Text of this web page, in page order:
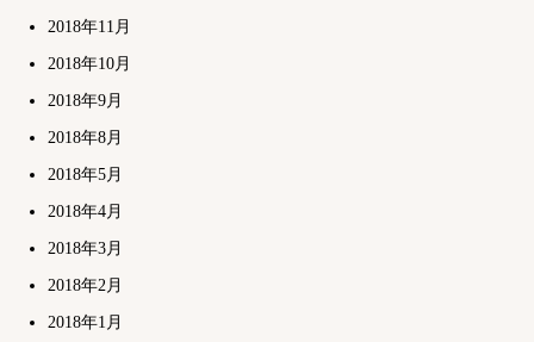
2018年11月
2018年10月
2018年9月
2018年8月
2018年5月
2018年4月
2018年3月
2018年2月
2018年1月